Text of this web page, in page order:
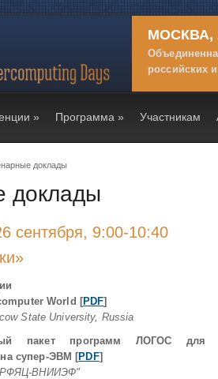
МОСКВА,
российских
» Программа » Участникам
доклады
доклады
сентября, 9:00-10:40
World [PDF]
State University, Russia
пакет программ ЛОГОС для
супер-ЭВМ [PDF]
ВНИИЭФ"